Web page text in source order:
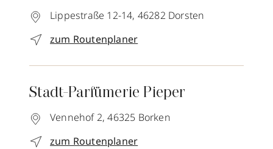
Lippestraße 12-14, 46282 Dorsten
zum Routenplaner
Stadt-Parfümerie Pieper
Vennehof 2, 46325 Borken
zum Routenplaner